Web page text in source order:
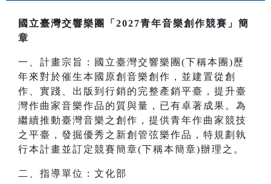
國立臺灣交響樂團「2027青年音樂創作競賽」簡
章
一、計畫宗旨：國立臺灣交響樂團(下稱本團)歷
年來對於催生本國原創音樂創作，並建置從創
作、實踐、出版到行銷的完整產銷平臺，提升臺
灣作曲家音樂作品的質與量，已有卓著成果。為
繼續推動臺灣音樂之創作，提供青年作曲家競技
之平臺，發掘優秀之新創管弦樂作品，特規劃執
行本計畫並訂定競賽簡章(下稱本簡章)辦理之。
二、指導單位：文化部